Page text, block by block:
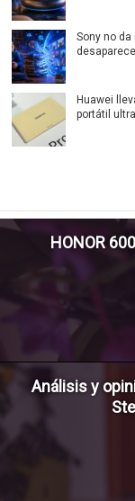
Sony no
Huawei
portátil
HONOR
Análisis y